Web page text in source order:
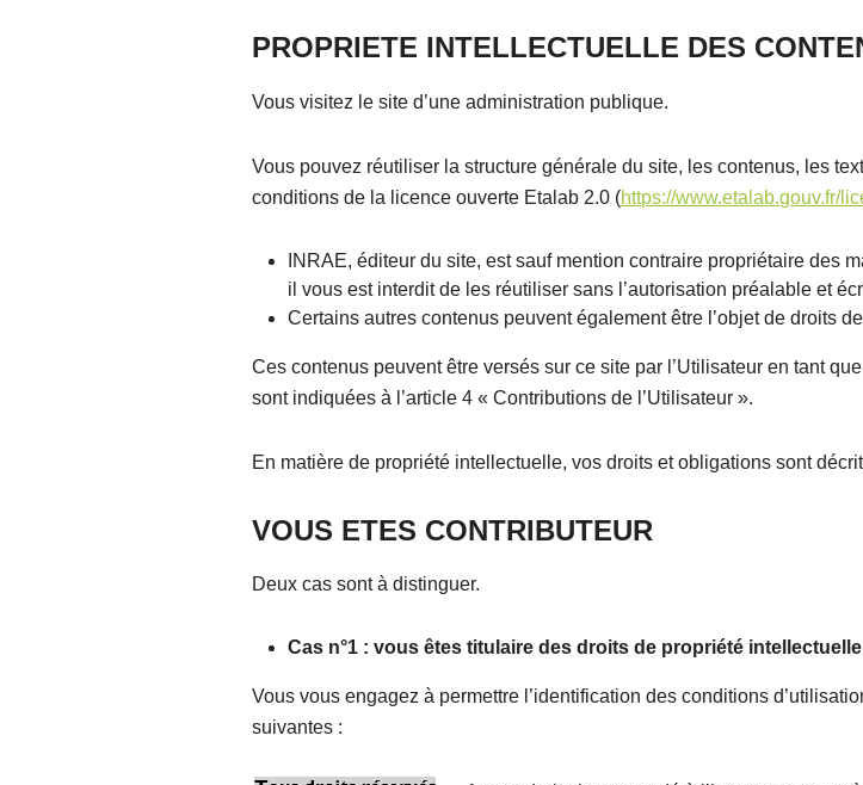
PROPRIETE INTELLECTUELLE DES
Vous visitez le site d’une administration publique.
Vous pouvez réutiliser la structure générale du site, les contenus, les
conditions de la licence ouverte Etalab 2.0 (https://www.etalab.gouv.fr/
INRAE, éditeur du site, est sauf mention contraire propriétaire des
il vous est interdit de les réutiliser sans l’autorisation préalable et
Certains autres contenus peuvent également être l’objet de droits
Ces contenus peuvent être versés sur ce site par l’Utilisateur en tant
sont indiquées à l’article 4 « Contributions de l’Utilisateur ».
En matière de propriété intellectuelle, vos droits et obligations sont
VOUS ETES CONTRIBUTEUR
Deux cas sont à distinguer.
Cas n°1 : vous êtes titulaire des droits de propriété
Vous vous engagez à permettre l’identification des conditions
suivantes :